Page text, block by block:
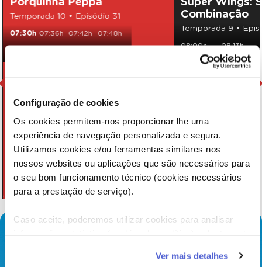
Configuração de cookies
Os cookies permitem-nos proporcionar lhe uma
experiência de navegação personalizada e segura.
Utilizamos cookies e/ou ferramentas similares nos
nossos websites ou aplicações que são necessários para
o seu bom funcionamento técnico (cookies necessários
para a prestação de serviço).
Caso aceite, poderemos utilizar cookies para analisar
funcionalidades (cookies de personalização e
Ver mais detalhes
Temporada 10 • Episódio 31
07:30h 07:36h 07:42h 07:48h
07:54h
Combinação
Temporada 9 •
08:00h 08:13h